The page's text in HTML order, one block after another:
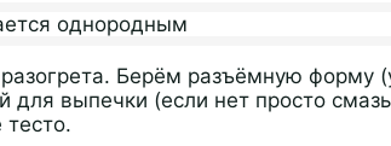
разогрета. Берём разъёмную форму
для выпечки (если нет просто